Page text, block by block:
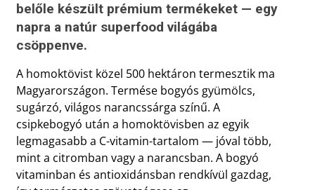
belőle készült prémium termékeket — egy
napra a natúr superfood világába
csöppenve.
A homoktövist közel 500 hektáron termesztik ma
Magyarországon. Termése bogyós gyümölcs,
sugárzó, világos narancssárga színű. A
csipkebogyó után a homoktövisben az egyik
legmagasabb a C-vitamin-tartalom — jóval több,
mint a citromban vagy a narancsban. A bogyó
vitaminban és antioxidánsban rendkívül gazdag,